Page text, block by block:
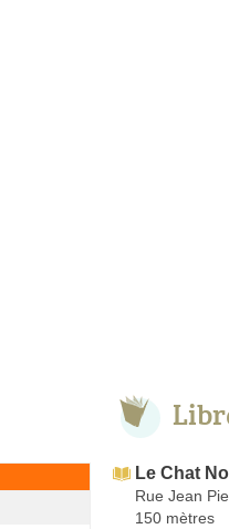
Le Chat
Rue Jean
150 mètres